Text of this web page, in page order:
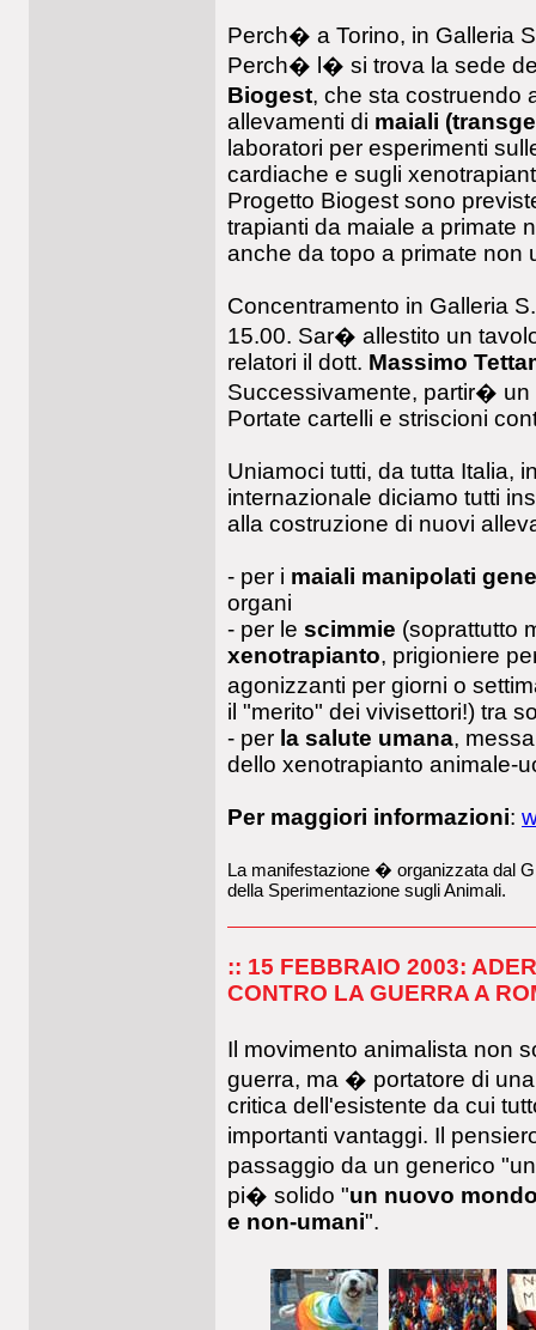
Perch� a Torino, in Galleria
Perch� l� si trova la sede
Biogest, che sta costruendo
allevamenti di maiali
laboratori per esperimenti
cardiache e sugli
Progetto Biogest sono
trapianti da maiale a primate
anche da topo a primate non
Concentramento in Galleria
15.00. Sar� allestito un
relatori il dott. Massimo
Successivamente, partir�
Portate cartelli e striscioni
Uniamoci tutti, da tutta Italia,
internazionale diciamo tutti
alla costruzione di nuovi
- per i maiali manipolati
organi
- per le scimmie (soprattutto
xenotrapianto, prigioniere
agonizzanti per giorni o
il "merito" dei vivisettori!) tra
- per la salute umana,
dello xenotrapianto animale-
Per maggiori informazioni:
La manifestazione � organizzata dal
della Sperimentazione sugli Animali.
:: 15 FEBBRAIO 2003:
CONTRO LA GUERRA A
Il movimento animalista non
guerra, ma � portatore di
critica dell'esistente da cui
importanti vantaggi. Il
passaggio da un generico
pi� solido "un nuovo
e non-umani".